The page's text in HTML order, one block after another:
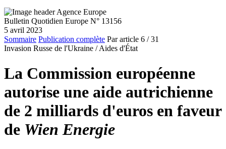
Bulletin Quotidien Europe N° 13156
5 avril 2023
Sommaire Publication complète Par article 6 / 31
Invasion Russe de l'Ukraine / Aides d'État
La Commission européenne
autorise une aide autrichienne
de 2 milliards d'euros en faveur
de Wien Energie